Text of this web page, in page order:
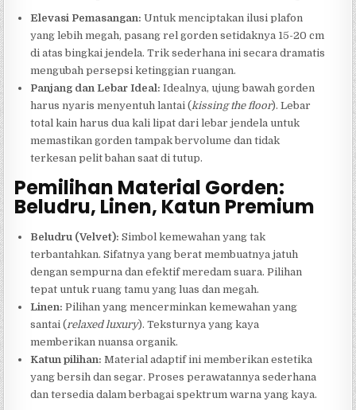
Elevasi Pemasangan: Untuk menciptakan ilusi plafon
yang lebih megah, pasang rel gorden setidaknya 15-20 cm
di atas bingkai jendela. Trik sederhana ini secara dramatis
mengubah persepsi ketinggian ruangan.
Panjang dan Lebar Ideal: Idealnya, ujung bawah gorden
harus nyaris menyentuh lantai (kissing the floor). Lebar
total kain harus dua kali lipat dari lebar jendela untuk
memastikan gorden tampak bervolume dan tidak
terkesan pelit bahan saat di tutup.
Pemilihan Material Gorden:
Beludru, Linen, Katun Premium
Beludru (Velvet): Simbol kemewahan yang tak
terbantahkan. Sifatnya yang berat membuatnya jatuh
dengan sempurna dan efektif meredam suara. Pilihan
tepat untuk ruang tamu yang luas dan megah.
Linen: Pilihan yang mencerminkan kemewahan yang
santai (relaxed luxury). Teksturnya yang kaya
memberikan nuansa organik.
Katun pilihan: Material adaptif ini memberikan estetika
yang bersih dan segar. Proses perawatannya sederhana
dan tersedia dalam berbagai spektrum warna yang kaya.